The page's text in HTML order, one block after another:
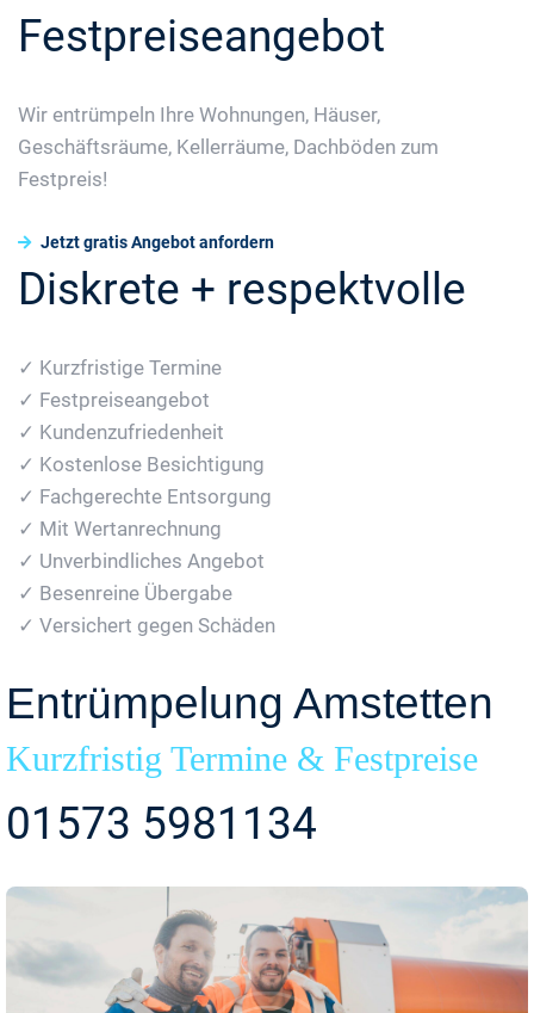
Festpreiseangebot
Wir entrümpeln Ihre Wohnungen, Häuser,
Geschäftsräume, Kellerräume, Dachböden zum
Festpreis!
Jetzt gratis Angebot anfordern
Diskrete + respektvolle
✓ Kurzfristige Termine
✓ Festpreiseangebot
✓ Kundenzufriedenheit
✓ Kostenlose Besichtigung
✓ Fachgerechte Entsorgung
✓ Mit Wertanrechnung
✓ Unverbindliches Angebot
✓ Besenreine Übergabe
✓ Versichert gegen Schäden
Entrümpelung Amstetten
Kurzfristig Termine & Festpreise
01573 5981134